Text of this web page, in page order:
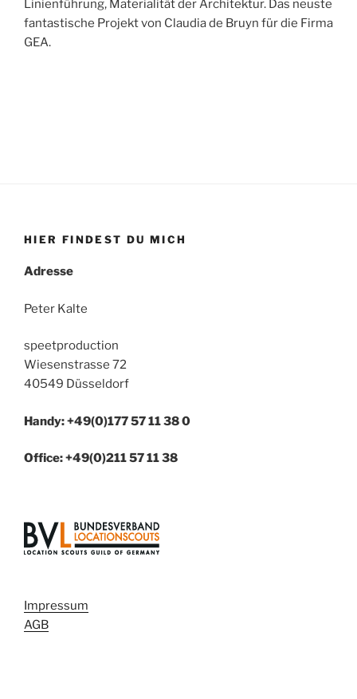
Linienführung, Materialität der Architektur. Das neuste
fantastische Projekt von Claudia de Bruyn für die Firma
GEA.
HIER FINDEST DU MICH
Adresse
Peter Kalte
speetproduction
Wiesenstrasse 72
40549 Düsseldorf
Handy: +49(0)177 57 11 38 0
Office: +49(0)211 57 11 38
Impressum
AGB